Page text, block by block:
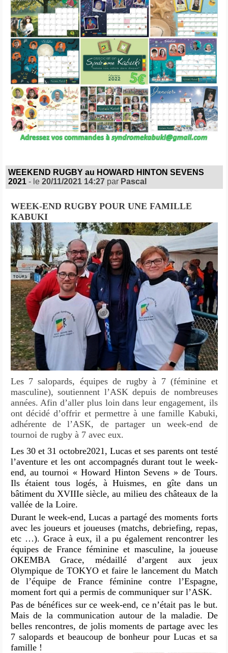
WEEKEND RUGBY au HOWARD HINTON SEVENS
2021 - le 20/11/2021 14:27par Pascal
WEEK-END RUGBY POUR UNE FAMILLE
KABUKI
Les 7 salopards, équipes de rugby à 7 (féminine et
masculine), soutiennent l’ASK depuis de nombreuses
années. Afin d’aller plus loin dans leur engagement, ils
ont décidé d’offrir et permettre à une famille Kabuki,
adhérente de l’ASK, de partager un week-end de
tournoi de rugby à 7 avec eux.
Les 30 et 31 octobre2021, Lucas et ses parents ont testé
l’aventure et les ont accompagnés durant tout le week-
end, au tournoi « Howard Hinton Sevens » de Tours.
Ils étaient tous logés, à Huismes, en gîte dans un
bâtiment du XVIIIe siècle, au milieu des châteaux de la
vallée de la Loire.
Durant le week-end, Lucas a partagé des moments forts
avec les joueurs et joueuses (matchs, debriefing, repas,
etc …). Grace à eux, il a pu également rencontrer les
équipes de France féminine et masculine, la joueuse
OKEMBA Grace, médaillé d’argent aux jeux
Olympique de TOKYO et faire le lancement du Match
de l’équipe de France féminine contre l’Espagne,
moment fort qui a permis de communiquer sur l’ASK.
Pas de bénéfices sur ce week-end, ce n’était pas le but.
Mais de la communication autour de la maladie. De
belles rencontres, de jolis moments de partage avec les
7 salopards et beaucoup de bonheur pour Lucas et sa
famille !